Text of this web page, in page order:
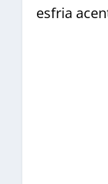
esfria